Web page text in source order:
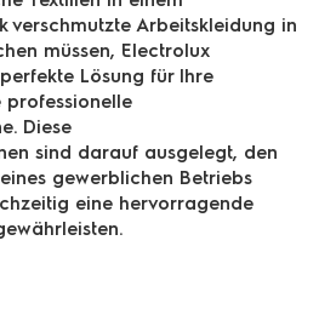
verschmutzte Arbeitskleidung in
müssen, Electrolux
Lösung für Ihre
professionelle
Diese
sind darauf ausgelegt, den
gewerblichen Betriebs
eine hervorragende